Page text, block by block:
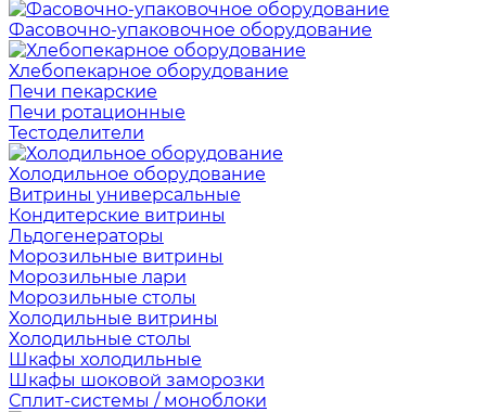
Фасовочно-упаковочное оборудование
Хлебопекарное оборудование
Печи пекарские
Печи ротационные
Тестоделители
Холодильное оборудование
Витрины универсальные
Кондитерские витрины
Льдогенераторы
Морозильные витрины
Морозильные лари
Морозильные столы
Холодильные витрины
Холодильные столы
Шкафы холодильные
Шкафы шоковой заморозки
Сплит-системы / моноблоки